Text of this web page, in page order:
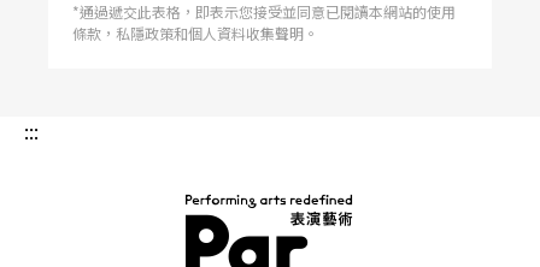
*通過遞交此表格，即表示您接受並同意已閱讀本網站的使用
條款，私隱政策和個人資料收集聲明。
:::